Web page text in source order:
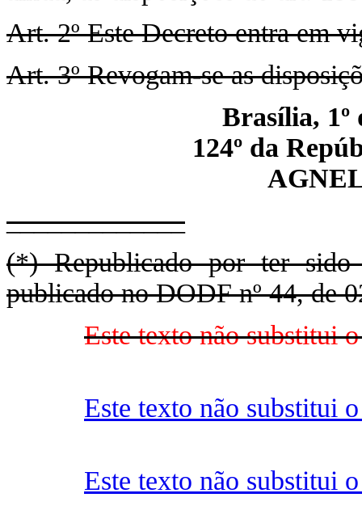
Art. 2º Este Decreto entra em
Art. 3º Revogam-se as
Brasília, 1º
124º da
_____________
(*) Republicado por ter sido
publicado no DODF nº 44, de
Este texto não substitui
Este texto não substitui
Este texto não substitui